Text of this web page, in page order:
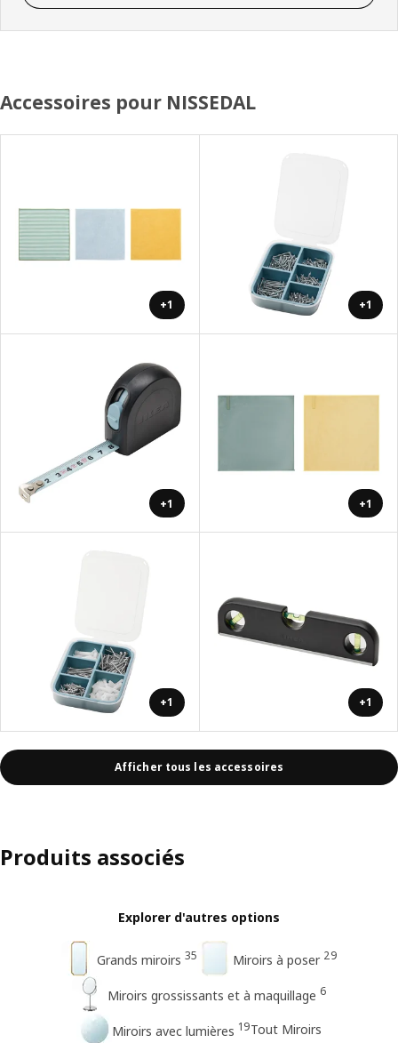
Accessoires pour NISSEDAL
+1 +1
+1 +1
+1 +1
Afficher tous les accessoires
Produits associés
Explorer d'autres options
Grands miroirs 35 Miroirs à poser 29
Miroirs grossissants et à maquillage 6
Miroirs avec lumières 19Tout Miroirs